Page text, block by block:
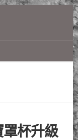
杯升級